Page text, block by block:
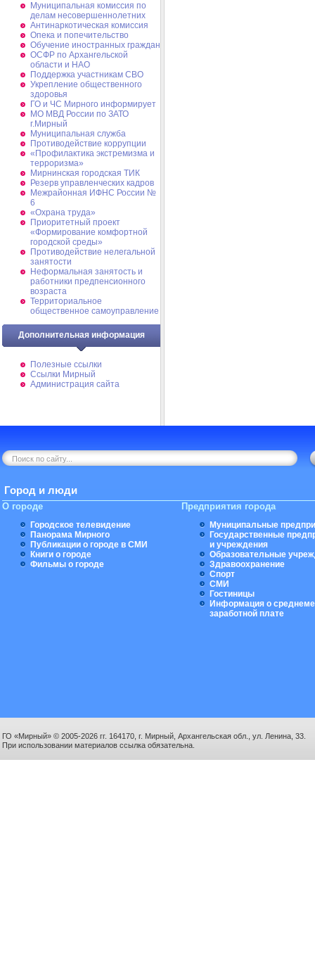
Муниципальная комиссия по
делам несовершеннолетних
Антинаркотическая комиссия
Опека и попечительство
Обучение иностранных граждан
ОСФР по Архангельской
области и НАО
Поддержка участникам СВО
Укрепление общественного
здоровья
ГО и ЧС Мирного информирует
МО МВД России по ЗАТО
г.Мирный
Муниципальная cлужба
Противодействие коррупции
«Профилактика экстремизма и
терроризма»
Мирнинская городская ТИК
Резерв управленческих кадров
Межрайонная ИФНС России №
6
«Охрана труда»
Приоритетный проект
«Формирование комфортной
городской среды»
Противодействие нелегальной
занятости
Неформальная занятость и
работники предпенсионного
возраста
Территориальное
общественное самоуправление
Дополнительная информация
Полезные ссылки
Ссылки Мирный
Администрация сайта
Город и люди
О городе
Городское телевидение
Панорама Мирного
Публикации о городе в СМИ
Книги о городе
Фильмы о городе
Предприятия города
Муниципальные
Государственные
и учреждения
Образовательные
Здравоохранение
Спорт
СМИ
Гостиницы
Информация о
заработной плате
ГО «Мирный» © 2005-2026 гг. 164170, г. Мирный, Архангельская обл., ул. Ленина, 33.
При использовании материалов ссылка обязательна.